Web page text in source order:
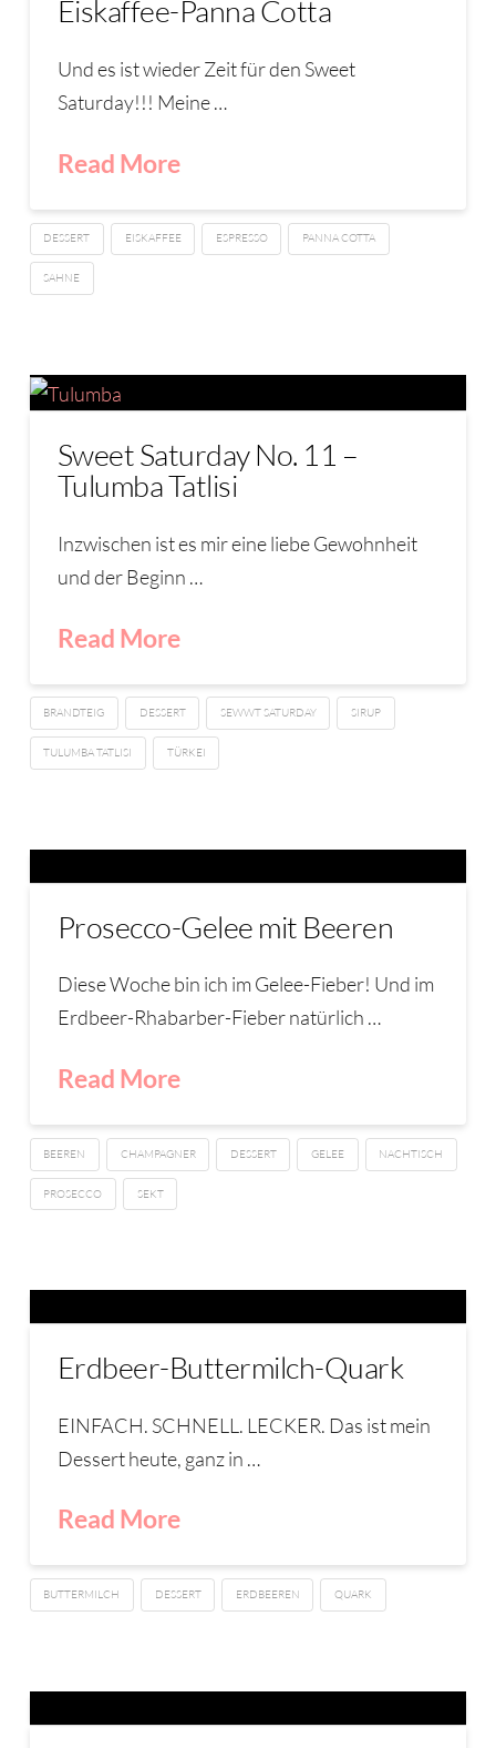
Eiskaffee-Panna Cotta
Und es ist wieder Zeit für den Sweet
Saturday!!! Meine …
Read More
DESSERT EISKAFFEE ESPRESSO PANNA COTTA
SAHNE
Sweet Saturday No. 11 –
Tulumba Tatlisi
Inzwischen ist es mir eine liebe Gewohnheit
und der Beginn …
Read More
BRANDTEIG DESSERT SEWWT SATURDAY SIRUP
TULUMBA TATLISI TÜRKEI
Prosecco-Gelee mit Beeren
Diese Woche bin ich im Gelee-Fieber! Und im
Erdbeer-Rhabarber-Fieber natürlich …
Read More
BEEREN CHAMPAGNER DESSERT GELEE NACHTISCH
PROSECCO SEKT
Erdbeer-Buttermilch-Quark
EINFACH. SCHNELL. LECKER. Das ist mein
Dessert heute, ganz in …
Read More
BUTTERMILCH DESSERT ERDBEEREN QUARK